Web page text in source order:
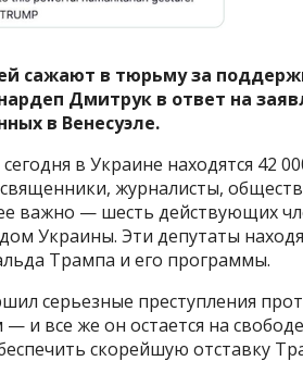
сажают в тюрьму за
Дмитрук в ответ на
в Венесуэле.
в Украине находятся 42
журналисты,
важно — шесть действующих
Украины. Эти депутаты
Трампа и его программы.
серьезные преступления
и все же он остается на
скорейшую отставку